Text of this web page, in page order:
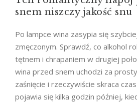
snem niszczy jakość snu
Po lampce wina zasypia się
zmęczonym. Sprawdź, co alkohol
tętnem i chrapaniem w drugiej
wina przed snem uchodzi za
zaśnięcie i rzeczywiście skraca
pojawia się kilka godzin później,